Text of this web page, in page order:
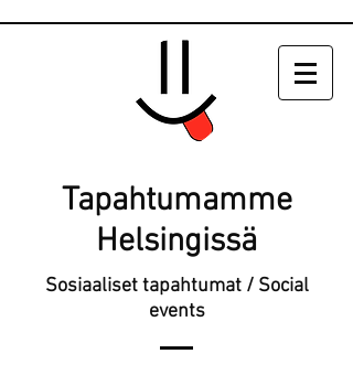
Tapahtumamme
Helsingissä
Sosiaaliset tapahtumat / Social
events